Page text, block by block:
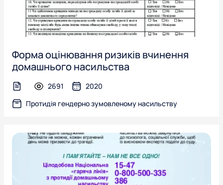
Форма оцінювання ризиків вчинення
домашнього насильства
text-file2691
2020
Протидія гендерно зумовленому насильству